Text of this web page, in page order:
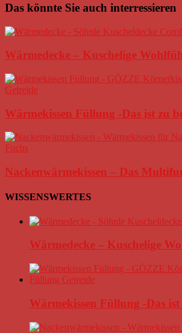
Das könnte Sie auch interressieren
Wärmedecke – Kuschelige
Wärmekissen Füllung -Das ist zu
Nackenwärmekissen – Das
WISSENSWERTES
Wärmedecke – Kuschelige
Wärmekissen Füllung -Das ist